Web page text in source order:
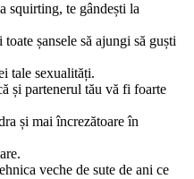
squirting, te gândești la
șansele să ajungi să guști
tale sexualități.
și partenerul tău vă fi foarte
și mai încrezătoare în
veche de sute de ani ce